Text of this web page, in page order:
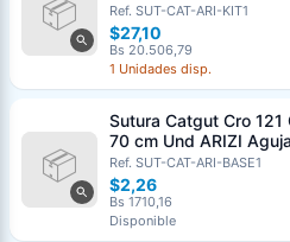
de 1/2 Circulo Punta
Ref. SUT-CAT-ARI-KIT1
$27,10
Bs 20.506,79
1 Unidades disp.
Sutura Catgut Cro 121
70 cm Und ARIZI
Circulo Punta Conica
Ref. SUT-CAT-ARI-BASE1
$2,26
Bs 1710,16
Disponible